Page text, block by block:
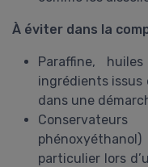
À éviter dans la
Paraffine,
ingrédients issus
dans une
particulier lors